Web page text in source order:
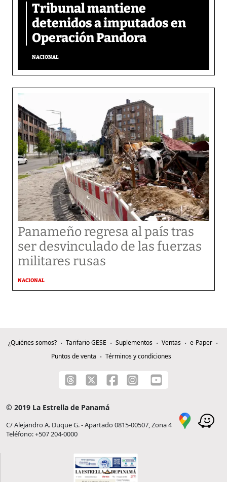
Tribunal mantiene
detenidos a imputados en
Operación Pandora
NACIONAL
Panameño regresa al país tras
ser desvinculado de las fuerzas
militares rusas
NACIONAL
¿Quiénes somos? Tarifario GESE Suplementos Ventas
e-Paper
Puntos de venta
Términos y condiciones
© 2019 La Estrella de Panamá
C/ Alejandro A. Duque G. - Apartado 0815-00507, Zona 4
Teléfono: +507 204-0000